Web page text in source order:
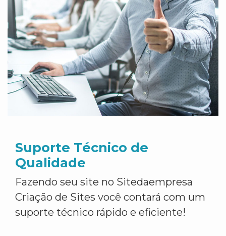
Suporte Técnico de
Qualidade
Fazendo seu site no Sitedaempresa
Criação de Sites você contará com um
suporte técnico rápido e eficiente!